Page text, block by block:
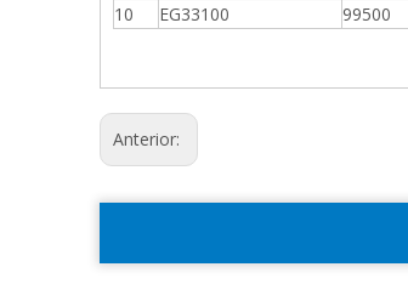
10
EG33100 99500
Anterior: